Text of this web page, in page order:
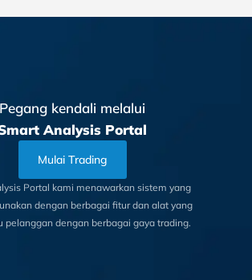
Pegang kendali melalui
Analysis Portal
Mulai Trading
Portal kami menawarkan sistem yang
dengan berbagai fitur dan alat yang
pelanggan dengan berbagai gaya trading.